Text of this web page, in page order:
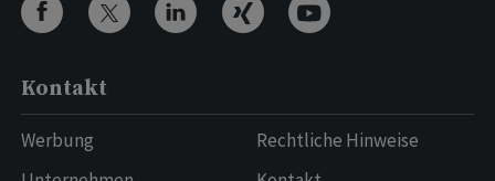
Kontakt
Werbung
Rechtliche Hinweise